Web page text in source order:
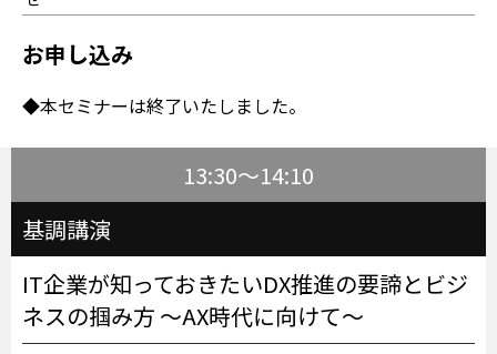
お申し込み
◆本セミナーは終了いたしました。
13:30～14:10
基調講演
IT企業が知っておきたいDX推進の要諦とビジ
ネスの掴み方 ～AX時代に向けて～